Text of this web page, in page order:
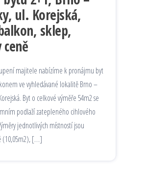
ul. Korejská,
sklep,
majitele nabízíme k pronájmu byt
ve vyhledávané lokalitě Brno –
Byt o celkové výměře 54m2 se
podlaží zatepleného cihlového
jednotlivých místností jsou
(10,05m2), […]